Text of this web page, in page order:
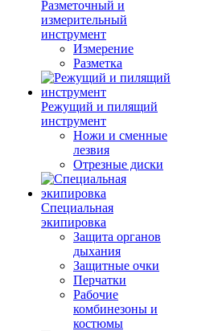
Разметочный и
измерительный
инструмент
Измерение
Разметка
Режущий и пилящий
инструмент
Ножи и сменные
лезвия
Отрезные диски
Специальная
экипировка
Защита органов
дыхания
Защитные очки
Перчатки
Рабочие
комбинезоны и
костюмы